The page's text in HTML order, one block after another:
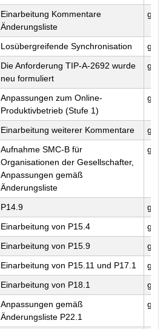
Einarbeitung Kommentare
Änderungsliste
Losübergreifende Synchronisation
Die Anforderung TIP-A-2692 wurde
neu formuliert
Anpassungen zum Online-
Produktivbetrieb (Stufe 1)
Einarbeitung weiterer Kommentare
Aufnahme SMC-B für
Organisationen der Gesellschafter,
Anpassungen gemäß
Änderungsliste
P14.9
Einarbeitung von P15.4
Einarbeitung von P15.9
Einarbeitung von P15.11 und P17.1
Einarbeitung von P18.1
Anpassungen gemäß
Änderungsliste P22.1